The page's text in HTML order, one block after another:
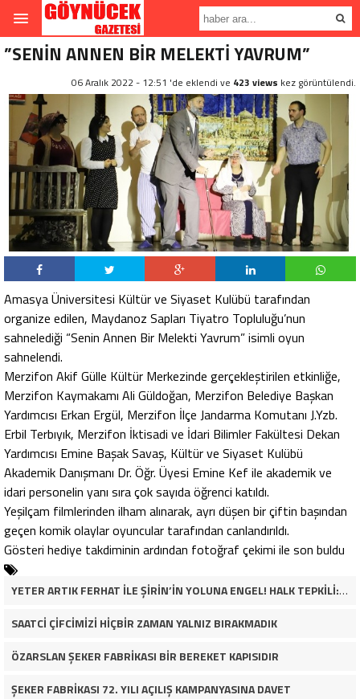
”SENİN ANNEN BİR MELEKTİ YAVRUM”
06 Aralık 2022 - 12:51 'de eklendi ve 423 views kez görüntülendi.
Amasya Üniversitesi Kültür ve Siyaset Kulübü tarafından
organize edilen, Maydanoz Sapları Tiyatro Topluluğu’nun
sahnelediği “Senin Annen Bir Melekti Yavrum” isimli oyun
sahnelendi.
Merzifon Akif Gülle Kültür Merkezinde gerçekleştirilen etkinliğe,
Merzifon Kaymakamı Ali Güldoğan, Merzifon Belediye Başkan
Yardımcısı Erkan Ergül, Merzifon İlçe Jandarma Komutanı J.Yzb.
Erbil Terbıyık, Merzifon İktisadi ve İdari Bilimler Fakültesi Dekan
Yardımcısı Emine Başak Savaş, Kültür ve Siyaset Kulübü
Akademik Danışmanı Dr. Öğr. Üyesi Emine Kef ile akademik ve
idari personelin yanı sıra çok sayıda öğrenci katıldı.
Yeşilçam filmlerinden ilham alınarak, ayrı düşen bir çiftin başından
geçen komik olaylar oyuncular tarafından canlandırıldı.
Gösteri hediye takdiminin ardından fotoğraf çekimi ile son buldu
YETER ARTIK FERHAT İLE ŞİRİN’İN YOLUNA ENGEL! HALK TEPKİLİ: “YOLU KAPATMAK ÇÖZÜM DEĞİL, GÖREVİNİ YAP!”
SAATCİ ÇİFCİMİZİ HİÇBİR ZAMAN YALNIZ BIRAKMADIK
ÖZARSLAN ŞEKER FABRİKASI BİR BEREKET KAPISIDIR
ŞEKER FABRİKASI 72. YILI AÇILIŞ KAMPANYASINA DAVET